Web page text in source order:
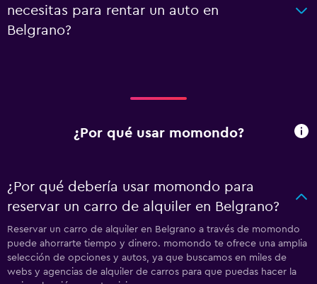
necesitas para rentar un auto en
Belgrano?
¿Por qué usar momondo?
¿Por qué debería usar momondo para
reservar un carro de alquiler en Belgrano?
Reservar un carro de alquiler en Belgrano a través de momondo
puede ahorrarte tiempo y dinero. momondo te ofrece una amplia
selección de opciones y autos, ya que buscamos en miles de
webs y agencias de alquiler de carros para que puedas hacer la